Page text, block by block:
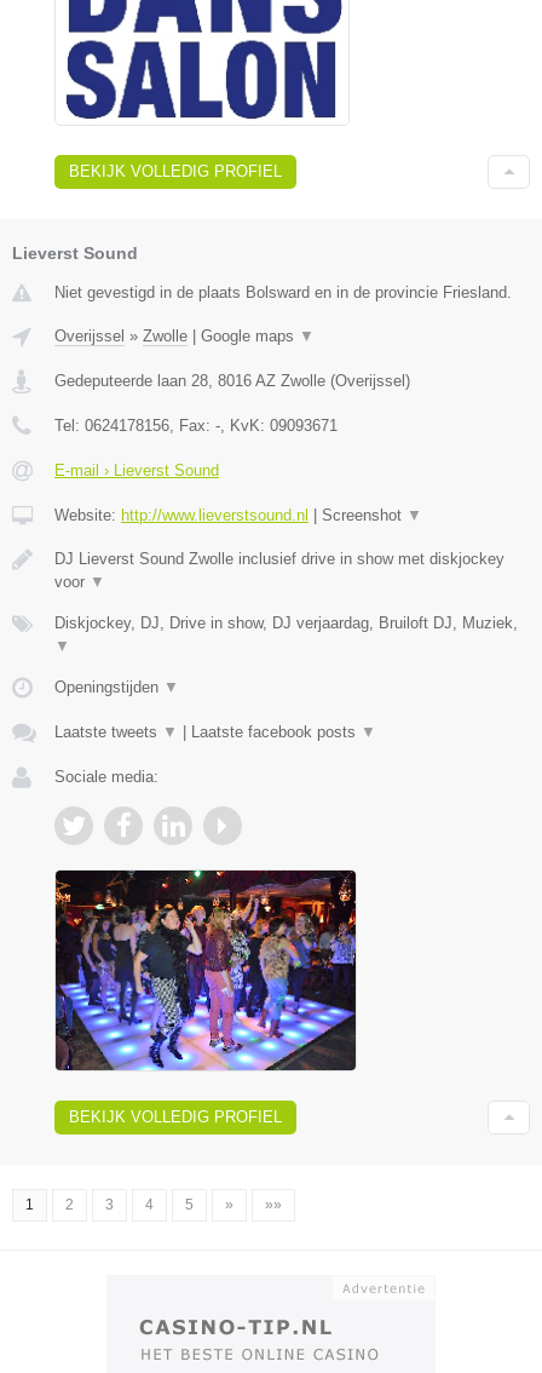
BEKIJK VOLLEDIG PROFIEL
Lieverst Sound
Niet gevestigd in de plaats Bolsward en in de provincie Friesland.
Overijssel » Zwolle Google maps ▼
Gedeputeerde laan 28, 8016 AZ Zwolle (Overijssel )
Tel: 0624178156, Fax: -, KvK: 09093671
E-mail › Lieverst Sound
Website: http://www.lieverstsound.nl Screenshot ▼
DJ Lieverst Sound Zwolle inclusief drive in show met diskjockey
voor ▼
Diskjockey, DJ, Drive in show, DJ verjaardag, Bruiloft DJ, Muziek,
▼
Openingstijden ▼
Laatste tweets ▼ Laatste facebook posts ▼
Sociale media:
BEKIJK VOLLEDIG PROFIEL
1 2 3 4 5 » »»